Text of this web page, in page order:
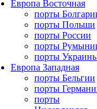
Европа Восточная
порты
порты Польши
порты России
порты
порты
Европа Западная
порты Бельгии
порты
порты